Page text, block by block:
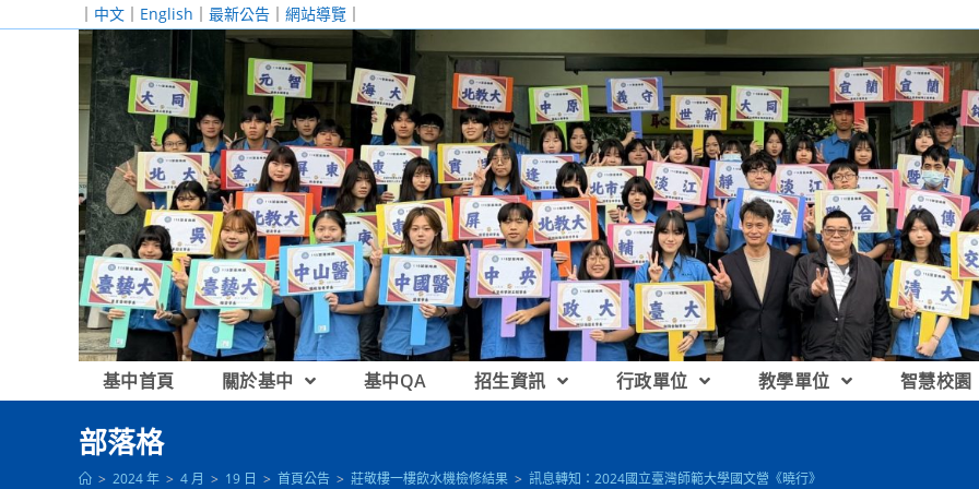
｜ 中文 ｜ English ｜ 最新公告 ｜ 網站導覽 ｜
基中首頁 關於基中 基中QA 招生資訊 行政單位 教學單位 智慧校園
部落格
> 2024 年 > 4 月 > 19 日 > 首頁公告 > 莊敬樓一樓飲水機檢修結果 > 訊息轉知：2024國立臺灣師範大學國文營《曉行》